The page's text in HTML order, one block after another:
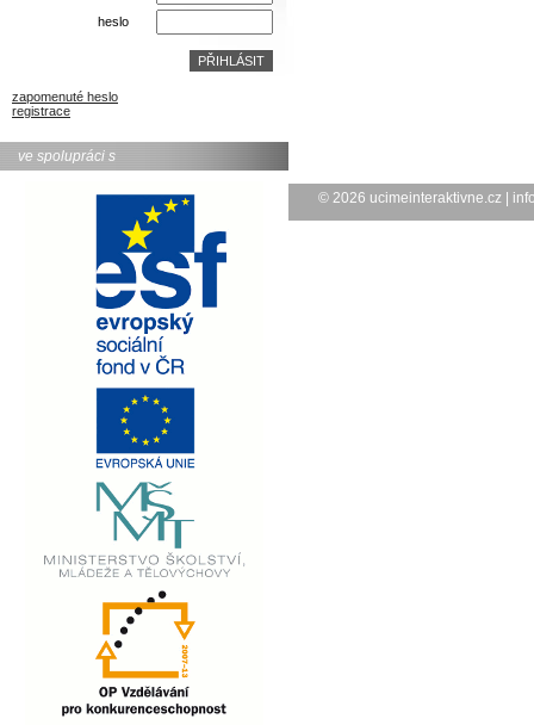
heslo
zapomenuté heslo
registrace
ve spolupráci s
© 2026 ucimeinteraktivne.cz